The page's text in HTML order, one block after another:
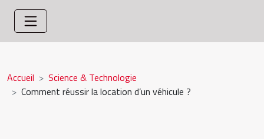
Accueil
Science & Technologie
Comment réussir la location d’un véhicule ?